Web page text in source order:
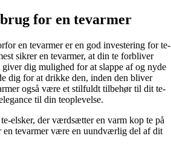
for en tevarmer
en tevarmer er en god investering for te-
sikrer en tevarmer, at din te forbliver
dig mulighed for at slappe af og nyde
dig for at drikke den, inden den bliver
også være et stilfuldt tilbehør til dit te-
til din teoplevelse.
elsker, der værdsætter en varm kop te på
en tevarmer være en uundværlig del af dit